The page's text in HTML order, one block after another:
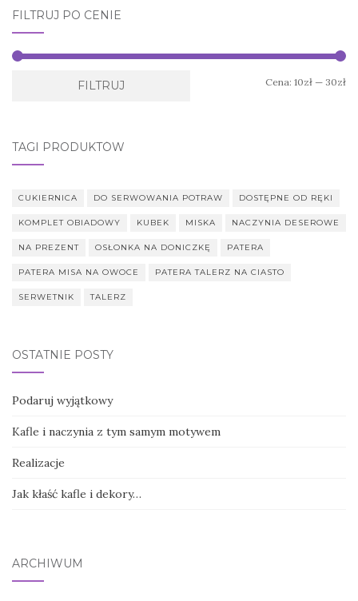
FILTRUJ PO CENIE
FILTRUJ Cena: 10zł — 30zł
TAGI PRODUKTÓW
CUKIERNICA DO SERWOWANIA POTRAW DOSTĘPNE OD RĘKI
KOMPLET OBIADOWY KUBEK MISKA NACZYNIA DESEROWE
NA PREZENT OSŁONKA NA DONICZKĘ PATERA
PATERA MISA NA OWOCE PATERA TALERZ NA CIASTO
SERWETNIK TALERZ
OSTATNIE POSTY
Podaruj wyjątkowy
Kafle i naczynia z tym samym motywem
Realizacje
Jak kłaść kafle i dekory…
ARCHIWUM